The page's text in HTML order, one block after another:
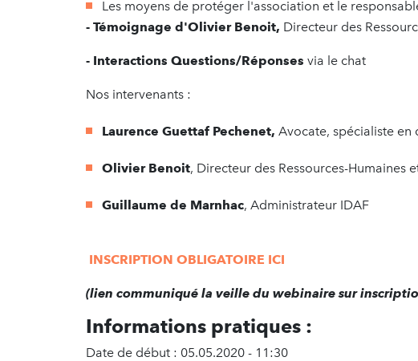
Les moyens de protéger l'association et le
- Témoignage d'Olivier Benoit, Directeur des
- Interactions Questions/Réponses via le chat
Nos intervenants :
Laurence Guettaf Pechenet, Avocate, spécialiste en
Olivier Benoit, Directeur des Ressources-Humaines
Guillaume de Marnhac, Administrateur IDAF
INSCRIPTION OBLIGATOIRE ICI
(lien communiqué la veille du webinaire sur
Informations pratiques :
Date de début : 05.05.2020 - 11:30